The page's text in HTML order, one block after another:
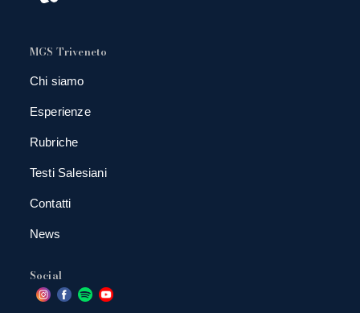
MGS Triveneto
Chi siamo
Esperienze
Rubriche
Testi Salesiani
Contatti
News
Social